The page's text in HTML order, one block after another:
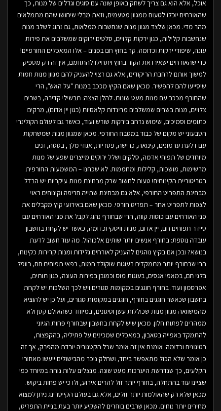
אוכל, אלא הוא גם צריך לשחק באופן שונה עם סוגים וגדלים של מנות, כך
שהאורחים יוכלו לטעום ממגוון מטעמים, וזאת מבלי שיחושו שהם מתמלאים
מהר מדי. מכאן שלצד מגוון מנות שנחשבות ממלאות, גם נהוג לשלב מנות
שנחשבות קלילות, כגון ירקות קלויים, סלטים ירוקים שמשלבים את פירות
עונה, שיפודי ירקות וכדומה. קר בחוץ חם בפנים – אלו המאכלים החורפיים!
כדי שהאורחים ישאירו את הקור בחוץ ויתחילו להתחמם, אין זה רק מספיק
למשוך אותם לרחבת הריקודים, אלא גם רצוי להעניק להם מגוון מנות חמות
שיסייעו להם להפשיר. מכאן שאם הקיץ מככב במנות "על האש", הרי
שהחורף מככב עם מנות מעט שונות. להלן הצצה: תבשילי קדירה, בשרים
צלויים, מנות בשרים שמשלבים מרינדות קלאסיות (כגון יין אדום), מרקים
כתומים וסמיכים, שימוש נרחב בירקות שורש ועוד, כאשר גם לעולם הקולינרי
הטבעוני יש מקום של כבוד במטבח החורפי. מכאן שמגוון מנות שמשחקות
עם דלעת ערמונים, קינואה, כרישה, פטריות, אגוזי מלך, בטטה, זנים
מיוחדים של תפוחי אדמה, סלקים ושלל ירוקים מייצרים שפע של מנות
מרשימות, מושכות, קלילות ומחממות. לא שכחנו – המשמעות החורפית
בטריטוריית הקינוחים! טעות לחשוב שרק מבחינת מנות עיקריות יש הבדל
מבחינת התפריט החורפי, אלא גם מבחינת שתייה חריפה וקינוחים ראוי
לצפות לתפריט אחר – תפריט חורפי. מכאן שאם באירועי קיץ מקבלים את
פני האורחים עם כוסות קווה, הרי שבחורף נהוג לקבל את פני האורחים עם
סיידר תפוחים חם, יין אדום, מנות וויסקי וכדומה, כאשר יש לקחת בחשבון
עובדה נוספת: בחורף אנשים יותר שותים אלכוהול. מה עוד חשוב לדעת
בנושא? ובכן אם בקיץ נוהגים להעניק לאורחים גלידות ומנות קרירות כקינוח,
הרי שבחורף יותר מתמקדים בעוגות שוקולד חמות, בפאי תפוחים חם, בוופל
בלגי חם, במאפי אגסים, בעוגות מוס וכמובן בפירות העונה, כגון תותים,
אפרסמון ועוד. בחורף חוגגים במקומות סגורים ויש לכך השלכות יש לקחת
בחשבון שכאשר חוגגים בחורף, חוגגים במקומות סגורים, ועל כן יש להוציא
מהמשוואה מגוון מנות שכוללות עשן וטיגונים, במיוחד כשהאולם קטן ולא
ממהרים לפתוח חלון. מכאן שיש לקחת בחשבון שבחורף פחות הגיוני
להתמקד באפייה בטאבון, במאכלים שמכינים על פתיליה, בהקפצות,
בטיגונים וכדומה. אומנם אין זה אומר שכל הקטגוריה יורדת מהפרק, אך זה
כן אומר שלא הכול מתאפשר ביחד, ושחלק ניכר מהבישולים ייעשו מאחורי
הקלעים, כך שנדרשת היערכות מעט שונה. מנצלים עלות נוחה במיוחד כפי
שציינו עוד בהתחלה, בחורף יותר זול להרים אירוע, ולו כי יש פחות ביקוש.
מכאן שלא רק שהאולמות יותר זולים, אלא גם בעולם הקייטרינג ניתן למצוא
מחירים יותר נוחים. מכאן שרבים בוחרים להשקיע יותר בעת בניית התפריט,